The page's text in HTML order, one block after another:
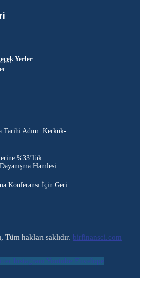
Yerler
Tarihi Adım: Kerkük-
%33’lük
Hamlesi...
Konferansı İçin Geri
hakları saklıdır. birfinansci.com
Instagram Youtube Envelope